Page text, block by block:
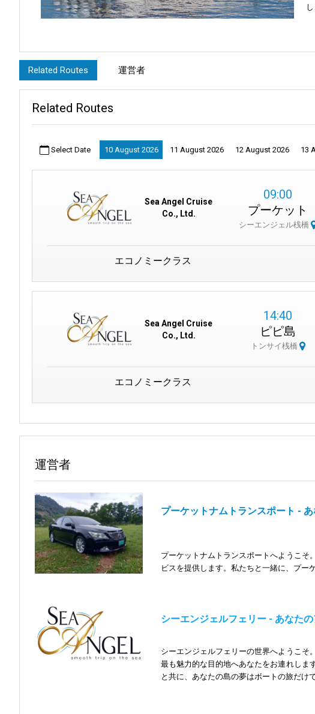
し
プーケットタウンの文化探訪: プーケットタウンの豊かな歴史と中葡の影響に
ます。
島のマーケットとトゥクトゥク: 活気あふれるストリートマーケットに浸り
ください。
シーエンジェルピアは単なるピアではなく、プーケット訪問時のゲートウ
物、そしてマイカオビーチの静けさまで、このピアはプーケットの多様な
しましょう。
知っておくべきこと：
敬意を持った探検：島の習慣を尊重し、ビッグブッダやワットチャロンなど
日帰り旅行の準備：ピピ諸島の冒険に向けて、日焼け止め、帽子、冒険心な
マーケットへの没入：活気あるストリートマーケットやナイトマーケットを
ビーチでの快適さ：マイカオビーチで太陽と砂浜を楽しみましょう。理想
Related Routes 運営者
Related Routes
Select Date 10 August 2026 11 August 2026 12 August 2026 13
Sea Angel Cruise
Co., Ltd.
09:00
プーケット
シーエンジェル桟橋
エコノミークラス
Sea Angel Cruise
Co., Ltd.
14:40
ピピ島
トンサイ桟橋
エコノミークラス
運営者
プーケットナムトランスポート -
プーケットナムトランスポートへようこそ
ビスを提供します。私たちと一緒に、プー
ミッション：プーケットナムトランスポ
会社のサービス：
シーエンジェルフェリー - あなた
シーエンジェルフェリーの世界へようこそ
最も魅力的な目的地へあなたをお連れしま
と共に、あなたの島の夢はボートの旅だけ